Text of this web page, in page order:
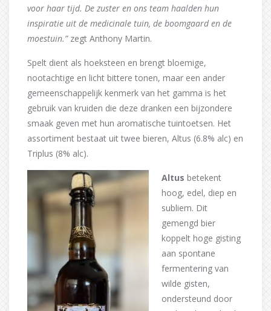
voor haar tijd. De zuster en ons team haalden hun
inspiratie uit de medicinale tuin, de boomgaard en de
moestuin.”zegt Anthony Martin.
Spelt dient als hoeksteen en brengt bloemige,
nootachtige en licht bittere tonen, maar een ander
gemeenschappelijk kenmerk van het gamma is het
gebruik van kruiden die deze dranken een bijzondere
smaak geven met hun aromatische tuintoetsen. Het
assortiment bestaat uit twee bieren, Altus (6.8% alc) en
Triplus (8% alc).
Altus betekent
hoog, edel, diep en
subliem. Dit
gemengd bier
koppelt hoge gisting
aan spontane
fermentering van
wilde gisten,
ondersteund door